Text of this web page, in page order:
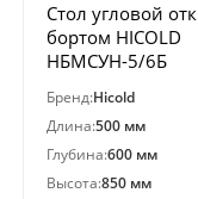
Стол угловой
бортом HICOLD
НБМСУН-5/6Б
Бренд:Hicold
Длина:500 мм
Глубина:600 мм
Высота:850 мм